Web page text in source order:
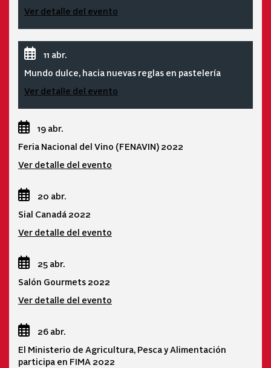
Ver detalle del evento
11 abr.
Mundo dulce, hacia nuevas reglas en pastelería
Ver detalle del evento
19 abr.
Feria Nacional del Vino (FENAVIN) 2022
Ver detalle del evento
20 abr.
Sial Canadá 2022
Ver detalle del evento
25 abr.
Salón Gourmets 2022
Ver detalle del evento
26 abr.
El Ministerio de Agricultura, Pesca y Alimentación
participa en FIMA 2022